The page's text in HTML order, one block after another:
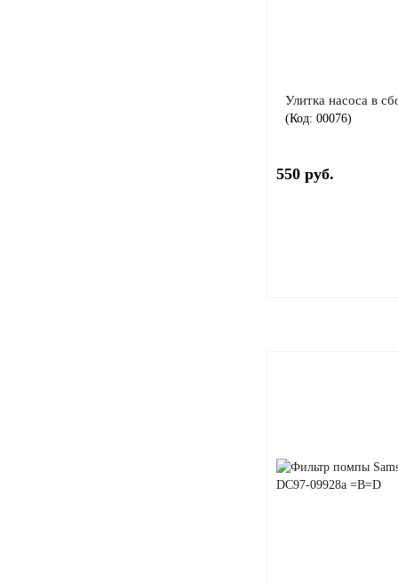
Улитка насоса в
(Код: 00076)
550 руб.